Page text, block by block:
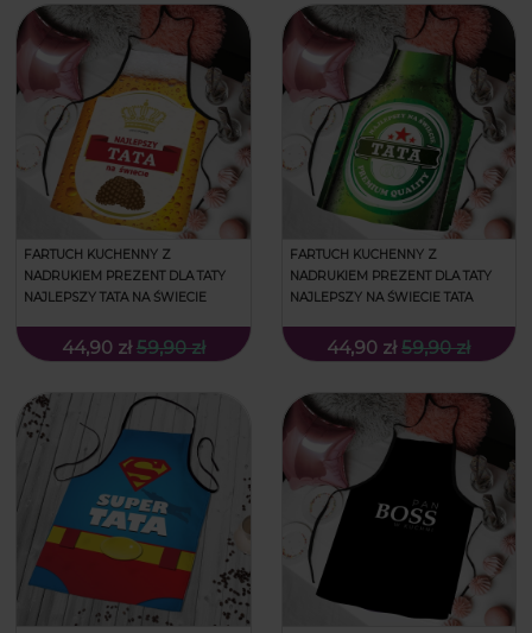
FARTUCH KUCHENNY Z
NADRUKIEM PREZENT DLA TATY
NAJLEPSZY TATA NA ŚWIECIE
44,90 zł 59,90 zł
FARTUCH KUCHENNY Z
NADRUKIEM PREZENT DLA TATY
NAJLEPSZY NA ŚWIECIE TATA
44,90 zł 59,90 zł